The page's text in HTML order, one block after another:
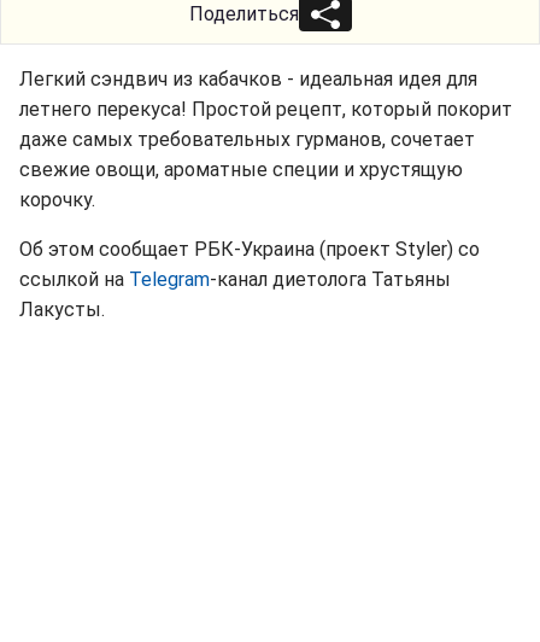
Поделиться
Легкий сэндвич из кабачков - идеальная идея для
летнего перекуса! Простой рецепт, который покорит
даже самых требовательных гурманов, сочетает
свежие овощи, ароматные специи и хрустящую
корочку.
Об этом сообщает РБК-Украина (проект Styler) со
ссылкой на Telegram-канал диетолога Татьяны
Лакусты.